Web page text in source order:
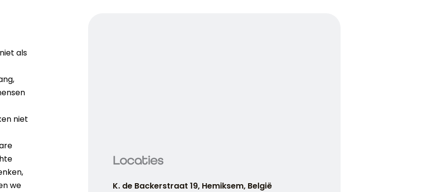
als
niet
we
Locaties
K. de Backerstraat 19, Hemiksem, België